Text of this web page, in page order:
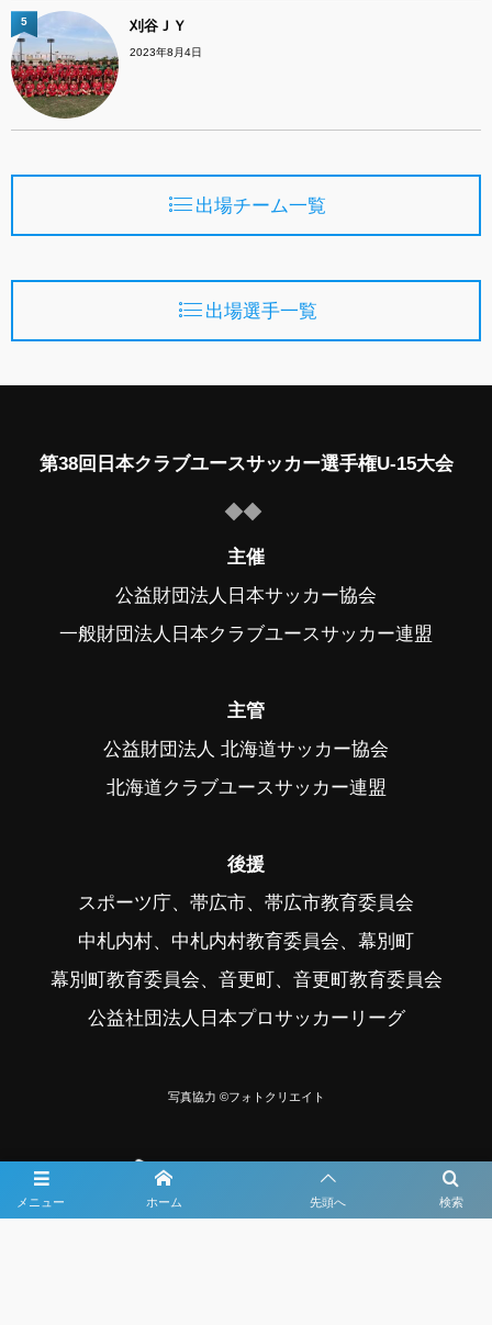
刈谷ＪＹ
2023年8月4日
5
出場チーム一覧
出場選手一覧
メニュー 検索
ホーム 先頭へ
第38回日本クラブユースサッカー選手権U-15大会
主催
公益財団法人日本サッカー協会
一般財団法人日本クラブユースサッカー連盟
主管
公益財団法人 北海道サッカー協会
北海道クラブユースサッカー連盟
後援
スポーツ庁、帯広市、帯広市教育委員会
中札内村、中札内村教育委員会、幕別町
幕別町教育委員会、音更町、音更町教育委員会
公益社団法人日本プロサッカーリーグ
写真協力 ©フォトクリエイト